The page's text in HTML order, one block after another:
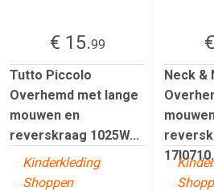
€ 15.99
Tutto Piccolo
Overhemd met lange
mouwen en
reverskraag 1025W...
Kinderkleding
Shoppen
Neck &